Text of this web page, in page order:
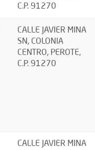
C.P. 91270
CALLE JAVIER MINA
SN, COLONIA
CENTRO, PEROTE,
C.P. 91270
CALLE JAVIER MINA